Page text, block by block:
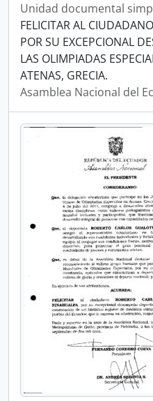
Unidad documental
FELICITAR AL
POR SU EXCEPCIONAL
LAS OLIMPIADAS
ATENAS, GRECIA.
Asamblea Nacional del